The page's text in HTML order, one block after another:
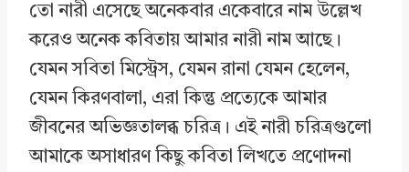
তো নারী এসেছে অনেকবার একেবারে নাম উল্লেখ
করেও অনেক কবিতায় আমার নারী নাম আছে।
যেমন সবিতা মিস্ট্রেস, যেমন রানা যেমন হেলেন,
যেমন কিরণবালা, এরা কিন্তু প্রত্যেকে আমার
জীবনের অভিজ্ঞতালব্ধ চরিত্র। এই নারী চরিত্রগুলো
আমাকে অসাধারণ কিছু কবিতা লিখতে প্রণোদনা